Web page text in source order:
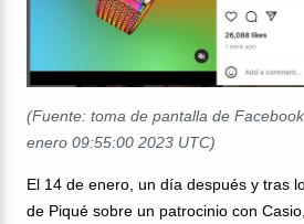
(Fuente: toma de pantalla de
enero 09:55:00 2023 UTC)
El 14 de enero, un día después y tras
de Piqué sobre un patrocinio con